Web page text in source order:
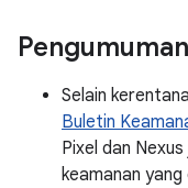
Pengumuman
Selain
Buletin
Pixel dan
keamanan